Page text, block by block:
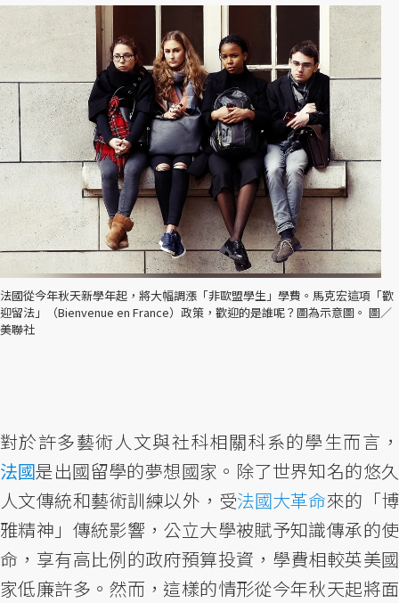
法國從今年秋天新學年起，將大幅調漲「非歐盟學生」學費。馬克宏這項「歡
迎留法」（Bienvenue en France）政策，歡迎的是誰呢？圖為示意圖。 圖／
美聯社
對於許多藝術人文與社科相關科系的學生而言，
法國是出國留學的夢想國家。除了世界知名的悠久
人文傳統和藝術訓練以外，受法國大革命來的「博
雅精神」傳統影響，公立大學被賦予知識傳承的使
命，享有高比例的政府預算投資，學費相較英美國
家低廉許多。然而，這樣的情形從今年秋天起將面